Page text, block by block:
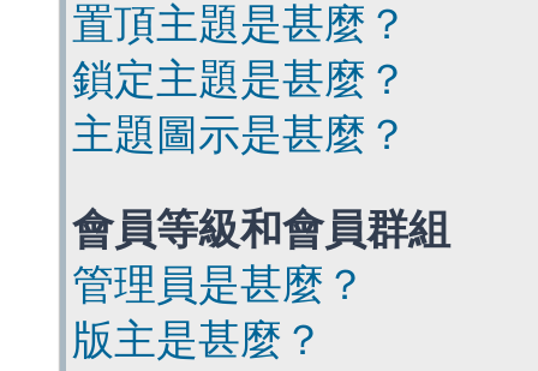
置頂主題是甚麼？
鎖定主題是甚麼？
主題圖示是甚麼？
會員等級和會員群組
管理員是甚麼？
版主是甚麼？